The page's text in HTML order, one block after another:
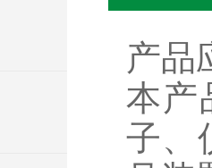
产品
本产
子、